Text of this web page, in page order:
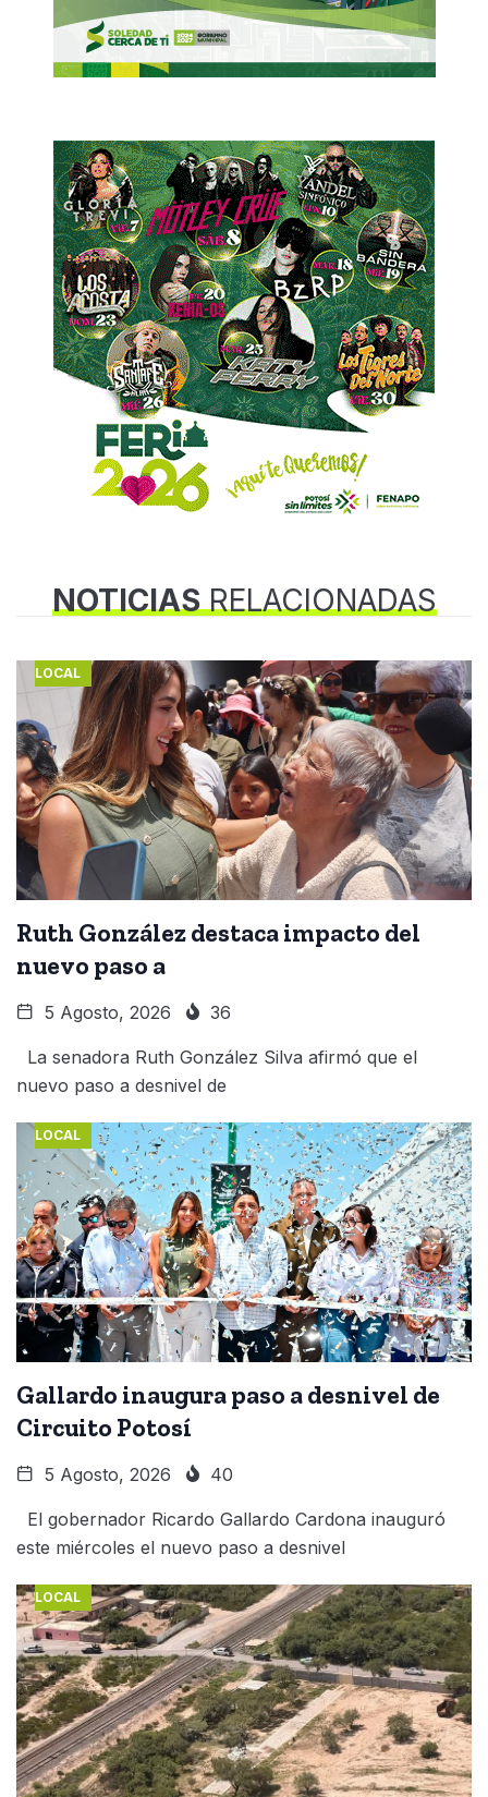
NOTICIASRELACIONADAS
LOCAL
Ruth González destaca impacto del
nuevo paso a
5 Agosto, 2026 36
La senadora Ruth González Silva afirmó que el
nuevo paso a desnivel de
LOCAL
Gallardo inaugura paso a desnivel de
Circuito Potosí
5 Agosto, 2026 40
El gobernador Ricardo Gallardo Cardona inauguró
este miércoles el nuevo paso a desnivel
LOCAL